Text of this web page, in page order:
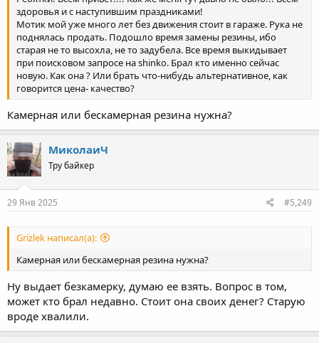
здоровья и с наступившим праздниками!
Мотик мой уже много лет без движения стоит в гараже. Рука не
поднялась продать. Подошло время замены резины, ибо
старая не то высохла, не то задубела. Все время выкидывает
при поисковом запросе на shinko. Брал кто именно сейчас
новую. Как она ? Или брать что-нибудь альтернативное, как
говорится цена- качество?
Камерная или бескамерная резина нужна?
МиколаиЧ
Тру байкер
29 Янв 2025 #5,249
Grizlek написал(а):
Камерная или бескамерная резина нужна?
Ну выдает безкамерку, думаю ее взять. Вопрос в том,
может кто брал недавно. Стоит она своих денег? Старую
вроде хвалили.